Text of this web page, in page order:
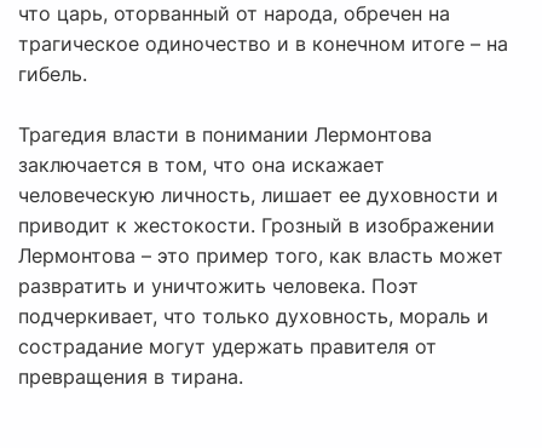
что царь, оторванный от народа, обречен на
трагическое одиночество и в конечном итоге – на
гибель.
Трагедия власти в понимании Лермонтова
заключается в том, что она искажает
человеческую личность, лишает ее духовности и
приводит к жестокости. Грозный в изображении
Лермонтова – это пример того, как власть может
развратить и уничтожить человека. Поэт
подчеркивает, что только духовность, мораль и
сострадание могут удержать правителя от
превращения в тирана.